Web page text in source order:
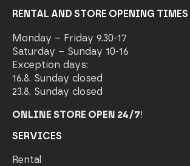
RENTAL AND STORE OPENING TIMES
Monday – Friday 9.30-17
Saturday – Sunday 10-16
Exception days:
16.8. Sunday closed
23.8. Sunday closed
ONLINE STORE OPEN 24/7!
SERVICES
Rental